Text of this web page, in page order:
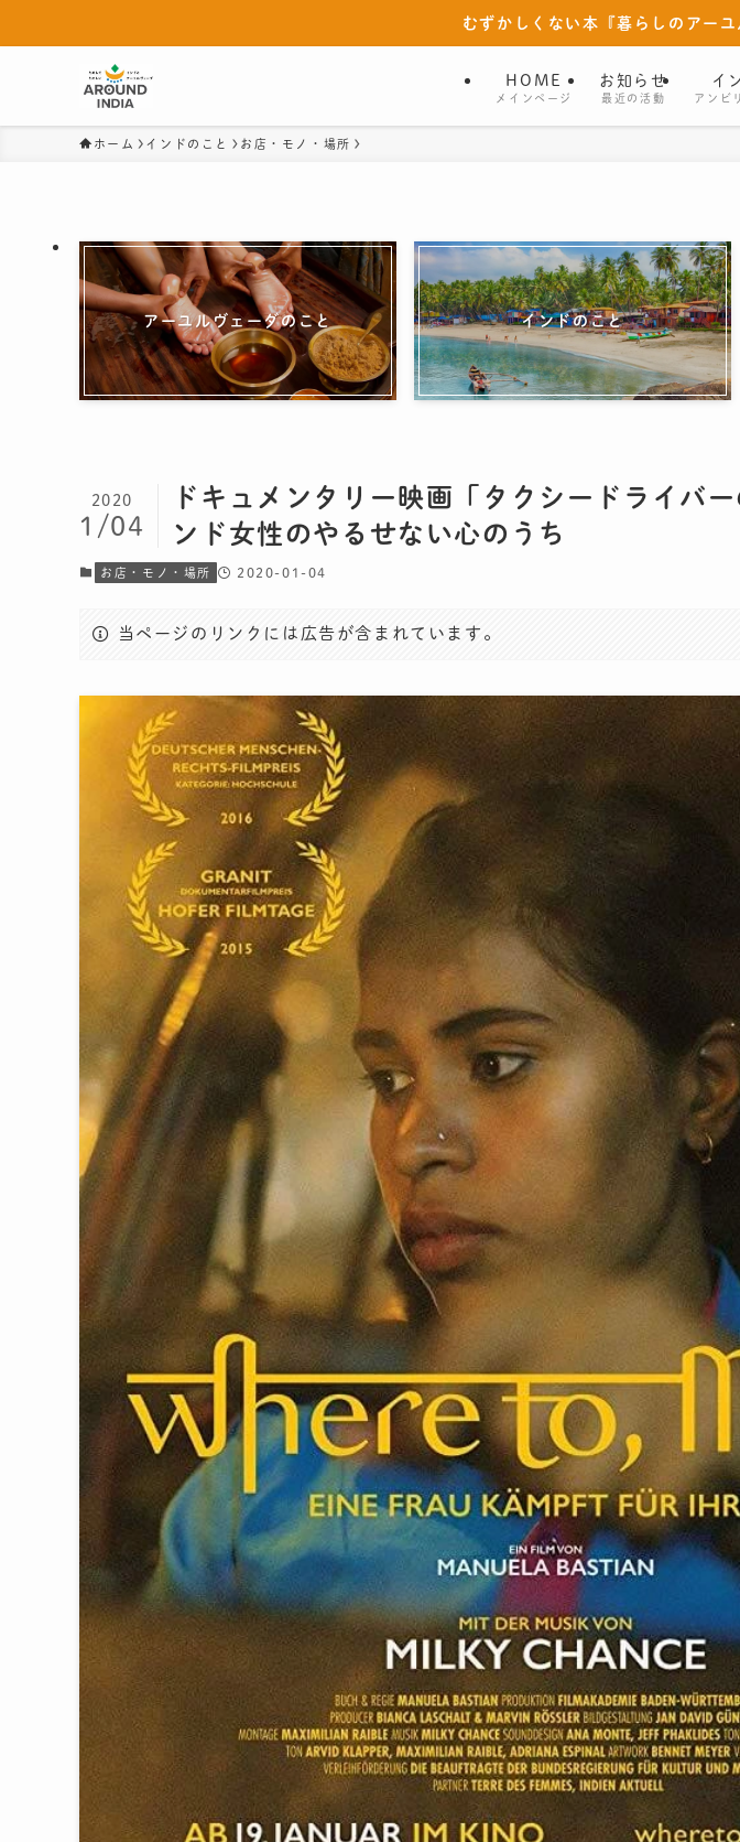
むずかしくない本『暮らしのアーユ
HOME
メインページ
お知らせ
最近の活動
イ
アンビ
ホーム インドのこと お店・モノ・場所
アーユルヴェーダのこと インドのこと
ドキュメンタリー映画「タクシードライバ
ンド女性のやるせない心のうち
2020
1/04
お店・モノ・場所 2020-01-04
当ページのリンクには広告が含まれています。